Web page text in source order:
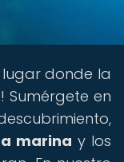
lugar donde la
en
marina y los